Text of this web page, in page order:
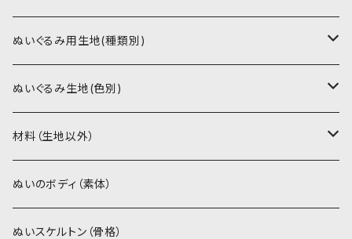
書籍（紙の本）
PDFデータ（ダウンロード）
ぬいぐるみ用生地(種類別)
ソフトボア（短毛）
ソフトボア（5mm）
ぬいトリコット
スキンカラー生地
ぬいぐるみ生地(色別)
ソフトボア
スキンカラー系
白系
ぬいトリコット
スキンカラー系
材料（生地以外）
アイロン接着シート
ステッチカラー
ぬいのボディ（素体）
ぬいスケルトン（骨格）